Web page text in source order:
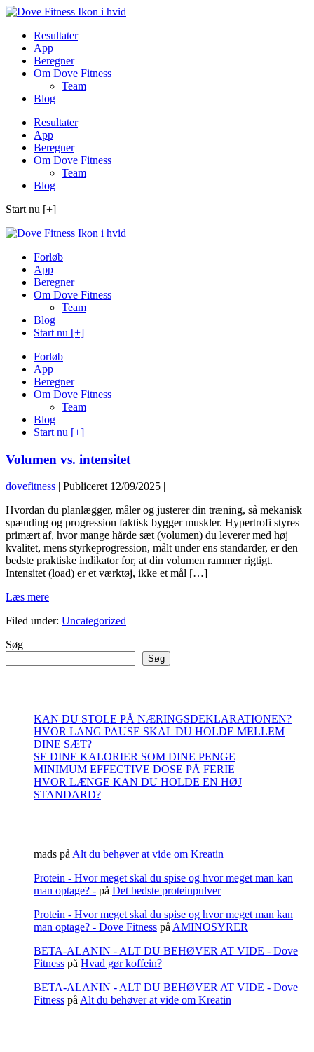
Spring
indholdResultater
App
Beregner
Om Dove Fitness
Team
Blog
Resultater
App
Beregner
Om Dove Fitness
Team
Blog
Start nu [+]
Forløb
App
Beregner
Om Dove Fitness
Team
Blog
Start nu [+]
Forløb
App
Beregner
Om Dove Fitness
Team
Blog
Start nu [+]
Volumen vs. intensitet
dovefitness | Publiceret 12/09/2025 |
Hvordan du planlægger, måler og justerer din træning, så mekanisk
spænding og progression faktisk bygger muskler. Hypertrofi styres
primært af, hvor mange hårde sæt (volumen) du leverer med høj
kvalitet, mens styrkeprogression, målt under ens standarder, er den
bedste praktiske indikator for, at din volumen rammer rigtigt.
Intensitet (load) er et værktøj, ikke et mål […]
Læs mereVolumen
intensitet
Filed under: Uncategorized
Søg
Søg
KAN DU STOLE PÅ NÆRINGSDEKLARATIONEN?
HVOR LANG PAUSE SKAL DU HOLDE MELLEM
DINE SÆT?
SE DINE KALORIER SOM DINE PENGE
MINIMUM EFFECTIVE DOSE PÅ FERIE
HVOR LÆNGE KAN DU HOLDE EN HØJ
STANDARD?
mads på Alt du behøver at vide om Kreatin
Protein - Hvor meget skal du spise og hvor meget man kan
man optage? - på Det bedste proteinpulver
Protein - Hvor meget skal du spise og hvor meget man kan
man optage? - Dove Fitness på AMINOSYRER
BETA-ALANIN - ALT DU BEHØVER AT VIDE - Dove
Fitness på Hvad gør koffein?
BETA-ALANIN - ALT DU BEHØVER AT VIDE - Dove
Fitness på Alt du behøver at vide om Kreatin